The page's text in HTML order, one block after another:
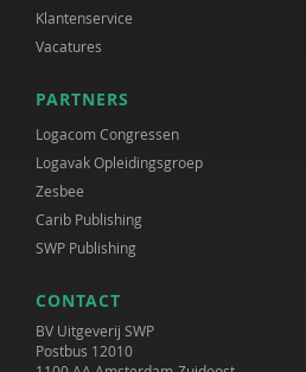
Klantenservice
Vacatures
PARTNERS
Logacom Congressen
Logavak Opleidingsgroep
Zesbee
Carib Publishing
SWP Publishing
CONTACT
BV Uitgeverij SWP
Postbus 12010